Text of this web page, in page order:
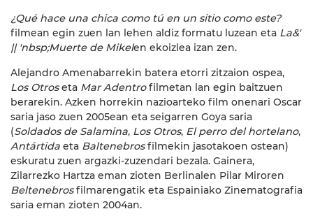
¿Qué hace una chica como tú en un sitio como este?
filmean egin zuen lan lehen aldiz formatu luzean eta La&'
|| 'nbsp;Muerte de Mikelen ekoizlea izan zen.
Alejandro Amenabarrekin batera etorri zitzaion ospea,
Los Otroseta Mar Adentrofilmetan lan egin baitzuen
berarekin. Azken horrekin nazioarteko film onenari Oscar
saria jaso zuen 2005ean eta seigarren Goya saria
(Soldados de Salamina, Los Otros, El perro del hortelano,
Antártida eta Baltenebrosfilmekin jasotakoen ostean)
eskuratu zuen argazki-zuzendari bezala. Gainera,
Zilarrezko Hartza eman zioten Berlinalen Pilar Miroren
Beltenebrosfilmarengatik eta Espainiako Zinematografia
saria eman zioten 2004an.